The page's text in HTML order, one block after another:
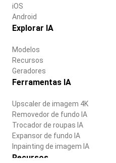
iOS
Android
Explorar IA
Modelos
Recursos
Geradores
Ferramentas IA
Upscaler de imagem 4K
Removedor de fundo IA
Trocador de roupas IA
Expansor de fundo IA
Inpainting de imagem IA
Recursos